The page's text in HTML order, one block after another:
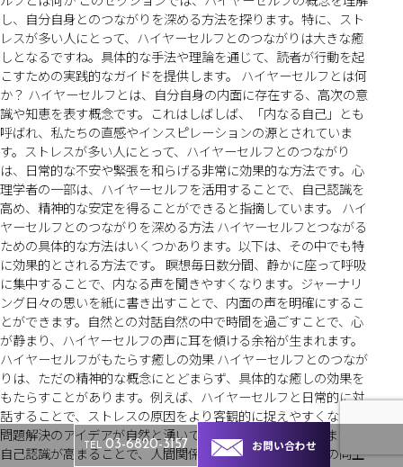
TEL 03-6820-3157 お問い合わせ
し、自分自身とのつながりを深める方法を探ります。特に、スト
レスが多い人にとって、ハイヤーセルフとのつながりは大きな癒
しとなるですね。具体的な手法や理論を通じて、読者が行動を起
こすための実践的なガイドを提供します。 ハイヤーセルフとは何
か？ ハイヤーセルフとは、自分自身の内面に存在する、高次の意
識や知恵を表す概念です。これはしばしば、「内なる自己」とも
呼ばれ、私たちの直感やインスピレーションの源とされていま
す。ストレスが多い人にとって、ハイヤーセルフとのつながり
は、日常的な不安や緊張を和らげる非常に効果的な方法です。心
理学者の一部は、ハイヤーセルフを活用することで、自己認識を
高め、精神的な安定を得ることができると指摘しています。 ハイ
ヤーセルフとのつながりを深める方法 ハイヤーセルフとつながる
ための具体的な方法はいくつかあります。以下は、その中でも特
に効果的とされる方法です。 瞑想毎日数分間、静かに座って呼吸
に集中することで、内なる声を聞きやすくなります。ジャーナリ
ング日々の思いを紙に書き出すことで、内面の声を明確にするこ
とができます。自然との対話自然の中で時間を過ごすことで、心
が静まり、ハイヤーセルフの声に耳を傾ける余裕が生まれます。
ハイヤーセルフがもたらす癒しの効果 ハイヤーセルフとのつなが
りは、ただの精神的な概念にとどまらず、具体的な癒しの効果を
もたらすことがあります。例えば、ハイヤーセルフと日常的に対
話することで、ストレスの原因をより客観的に捉えやすくなり、
問題解決のアイデアが自然と湧いてくることがあります。また、
自己認識が高まることで、人間関係の改善や、自己肯定感の向上